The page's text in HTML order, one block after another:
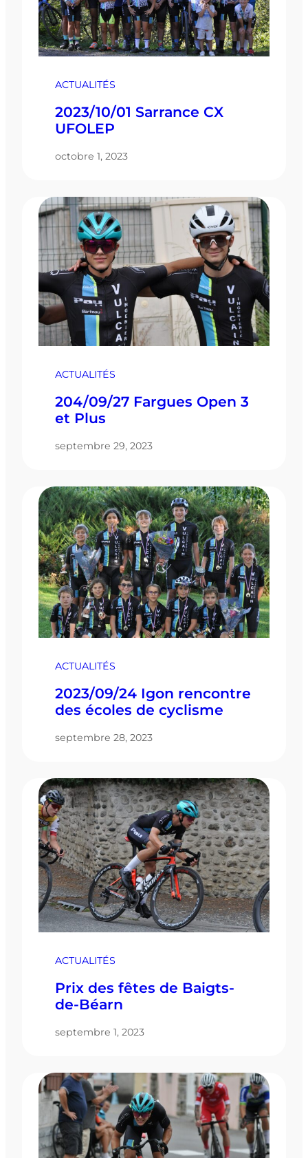
ACTUALITÉS
2023/10/01 Sarrance CX
UFOLEP
octobre 1, 2023
ACTUALITÉS
204/09/27 Fargues Open 3
et Plus
septembre 29, 2023
ACTUALITÉS
2023/09/24 Igon rencontre
des écoles de cyclisme
septembre 28, 2023
ACTUALITÉS
Prix des fêtes de Baigts-
de-Béarn
septembre 1, 2023